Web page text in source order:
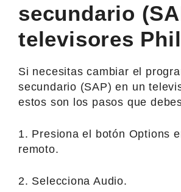
secundario
televisores
Si necesitas cambiar el
secundario (SAP) en un
estos son los pasos que
1. Presiona el botón Options
remoto.
2. Selecciona Audio.